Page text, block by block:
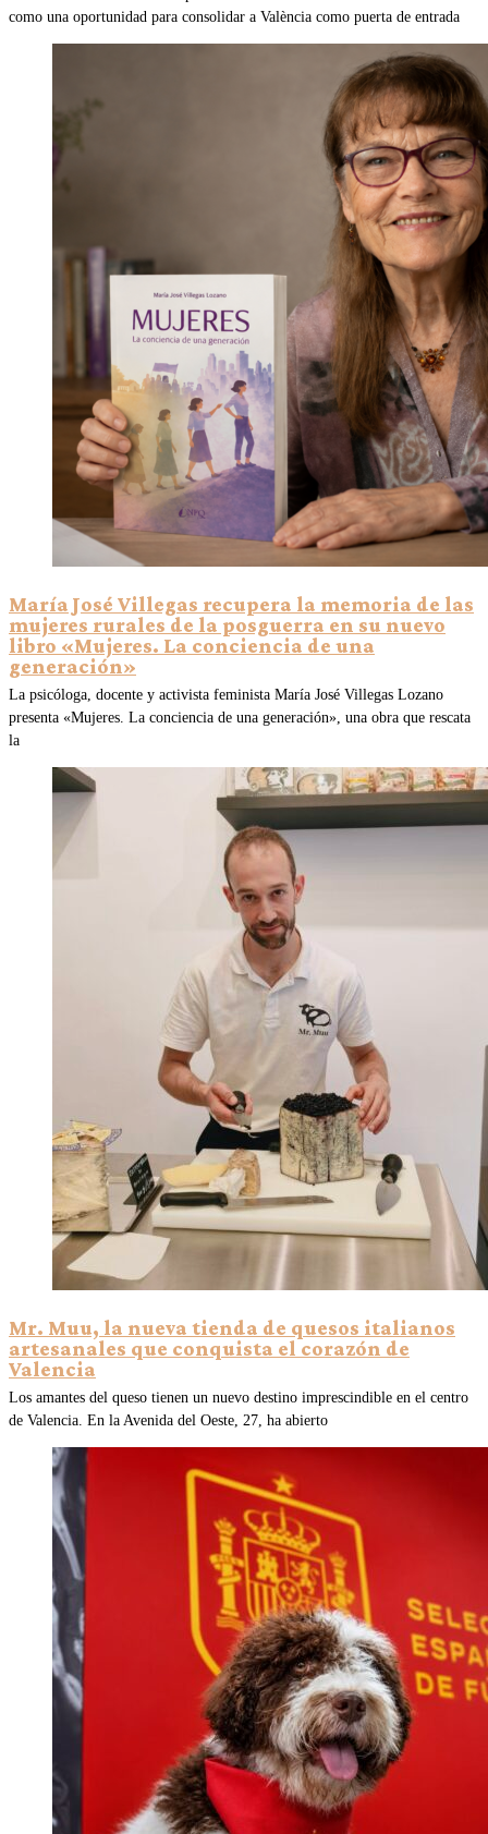
como una oportunidad para consolidar a València como puerta de entrada
María José Villegas recupera la memoria de las
mujeres rurales de la posguerra en su nuevo
libro «Mujeres. La conciencia de una
generación»
La psicóloga, docente y activista feminista María José Villegas Lozano
presenta «Mujeres. La conciencia de una generación», una obra que rescata
la
Mr. Muu, la nueva tienda de quesos italianos
artesanales que conquista el corazón de
Valencia
Los amantes del queso tienen un nuevo destino imprescindible en el centro
de Valencia. En la Avenida del Oeste, 27, ha abierto